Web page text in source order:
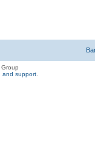
and support.